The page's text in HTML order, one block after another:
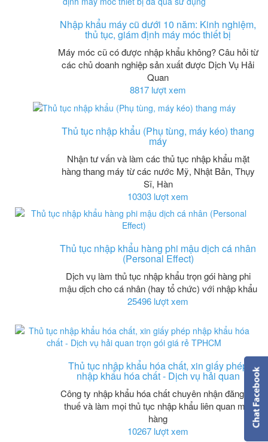
Nhập khẩu máy cũ dưới 10 năm: Kinh nghiệm,
thủ tục, giám định máy móc thiết bị
Máy móc cũ có được nhập khẩu không? Câu hỏi từ
các chủ doanh nghiệp sản xuất được Dịch Vụ Hải
Quan
8817 lượt xem
Thủ tục nhập khẩu (Phụ tùng, máy kéo) thang
máy
Nhận tư vấn và làm các thủ tục nhập khẩu mặt
hàng thang máy từ các nước Mỹ, Nhật Bản, Thụy
Sĩ, Hàn
10303 lượt xem
Thủ tục nhập khẩu hàng phi mậu dịch cá nhân
(Personal Effect)
Dịch vụ làm thủ tục nhập khẩu trọn gói hàng phi
mậu dịch cho cá nhân (hay tổ chức) với nhập khẩu
25496 lượt xem
Thủ tục nhập khẩu hóa chất, xin giấy phép
nhập khẩu hóa chất - Dịch vụ hải quan
Công ty nhập khẩu hóa chất chuyên nhận đăng ký
thuế và làm mọi thủ tục nhập khẩu liên quan mặt
hàng
10267 lượt xem